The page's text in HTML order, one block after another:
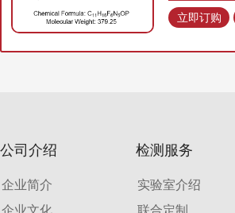
立即订购
公司介绍
企业简介
检测服务
实验室介绍